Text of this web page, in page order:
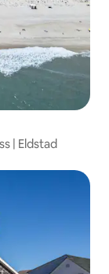
| Eldstad